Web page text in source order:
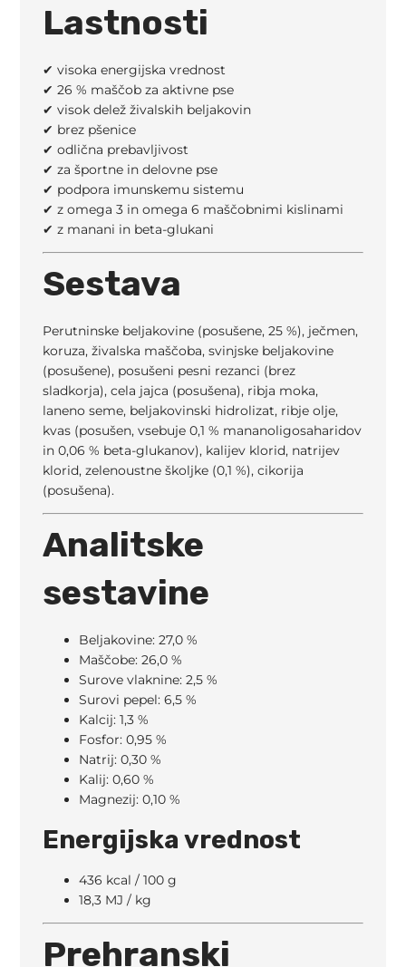
Lastnosti
✔ visoka energijska vrednost
✔ 26 % maščob za aktivne pse
✔ visok delež živalskih beljakovin
✔ brez pšenice
✔ odlična prebavljivost
✔ za športne in delovne pse
✔ podpora imunskemu sistemu
✔ z omega 3 in omega 6 maščobnimi kislinami
✔ z manani in beta-glukani
Sestava
Perutninske beljakovine (posušene, 25 %), ječmen,
koruza, živalska maščoba, svinjske beljakovine
(posušene), posušeni pesni rezanci (brez
sladkorja), cela jajca (posušena), ribja moka,
laneno seme, beljakovinski hidrolizat, ribje olje,
kvas (posušen, vsebuje 0,1 % mananoligosaharidov
in 0,06 % beta-glukanov), kalijev klorid, natrijev
klorid, zelenoustne školjke (0,1 %), cikorija
(posušena).
Analitske
sestavine
Beljakovine: 27,0 %
Maščobe: 26,0 %
Surove vlaknine: 2,5 %
Surovi pepel: 6,5 %
Kalcij: 1,3 %
Fosfor: 0,95 %
Natrij: 0,30 %
Kalij: 0,60 %
Magnezij: 0,10 %
Energijska vrednost
436 kcal / 100 g
18,3 MJ / kg
Prehranski